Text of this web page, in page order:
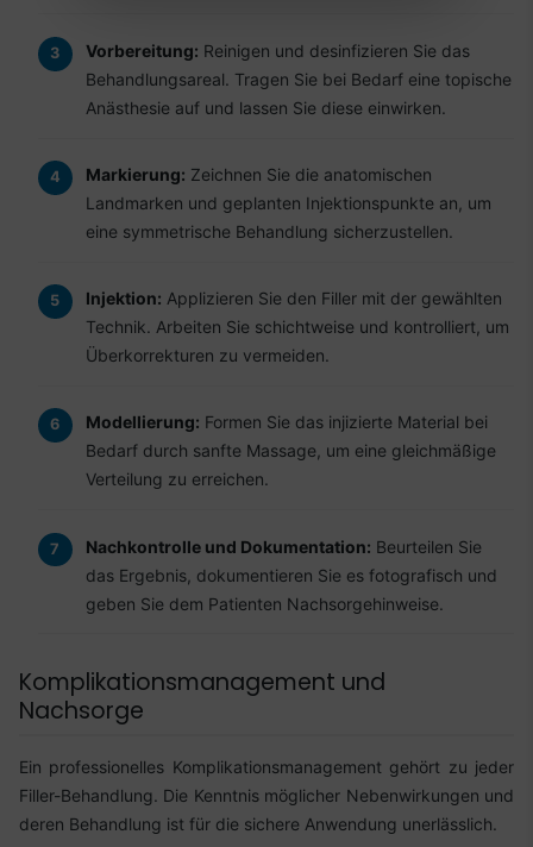
Vorbereitung: Reinigen und desinfizieren Sie das
Behandlungsareal. Tragen Sie bei Bedarf eine topische
Anästhesie auf und lassen Sie diese einwirken.
Markierung: Zeichnen Sie die anatomischen
Landmarken und geplanten Injektionspunkte an, um
eine symmetrische Behandlung sicherzustellen.
Injektion: Applizieren Sie den Filler mit der gewählten
Technik. Arbeiten Sie schichtweise und kontrolliert, um
Überkorrekturen zu vermeiden.
Modellierung: Formen Sie das injizierte Material bei
Bedarf durch sanfte Massage, um eine gleichmäßige
Verteilung zu erreichen.
Nachkontrolle und Dokumentation: Beurteilen Sie
das Ergebnis, dokumentieren Sie es fotografisch und
geben Sie dem Patienten Nachsorgehinweise.
Komplikationsmanagement und
Nachsorge
Ein professionelles Komplikationsmanagement gehört zu jeder
Filler-Behandlung. Die Kenntnis möglicher Nebenwirkungen und
deren Behandlung ist für die sichere Anwendung unerlässlich.